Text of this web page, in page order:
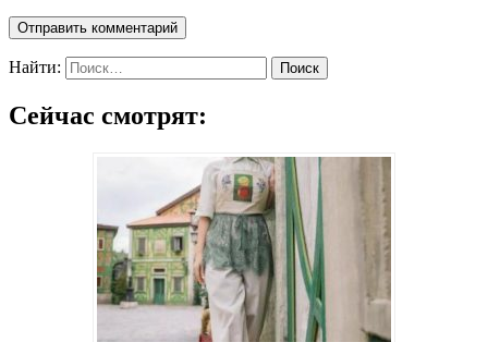
Найти:
Сейчас смотрят: